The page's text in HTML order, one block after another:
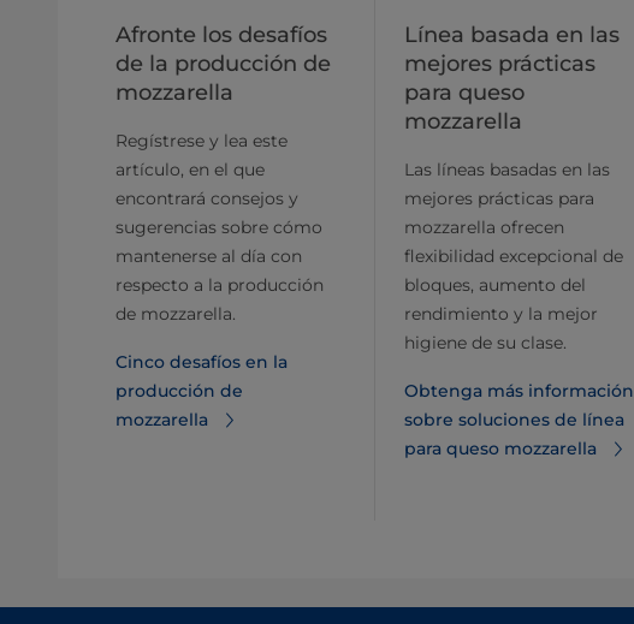
Afronte los desafíos
de la producción de
mozzarella
Regístrese y lea este
artículo, en el que
encontrará consejos y
sugerencias sobre cómo
mantenerse al día con
respecto a la producción
de mozzarella.
Cinco desafíos en la
producción de
mozzarella
Línea basada en las
mejores prácticas
para queso
mozzarella
Las líneas basadas en las
mejores prácticas para
mozzarella ofrecen
flexibilidad excepcional de
bloques, aumento del
rendimiento y la mejor
higiene de su clase.
Obtenga más información
sobre soluciones de línea
para queso mozzarella